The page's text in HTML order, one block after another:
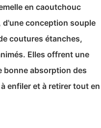
en caoutchouc
d'une conception souple
coutures étanches,
Elles offrent une
bonne absorption des
enfiler et à retirer tout en